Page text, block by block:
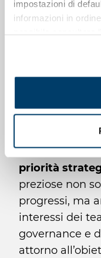
impostazioni di
informazioni in
seguito mediante il
della pagina web.
da incertezza
queste
sostenere la
metodologie
ampio
connettere le
priorità
preziose non
progressi, ma
interessi dei
governance e
attorno